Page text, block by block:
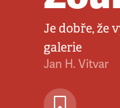
Je dobře, že
galerie
Jan H. Vitvar